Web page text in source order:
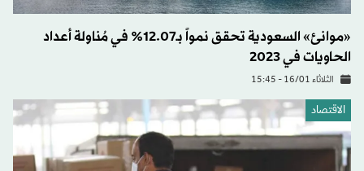
«موانئ» السعودية تحقق نمواً بـ12.07% في مُناولة أعداد
الحاويات في 2023
الثلاثاء 16/01 - 15:45
الاقتصاد